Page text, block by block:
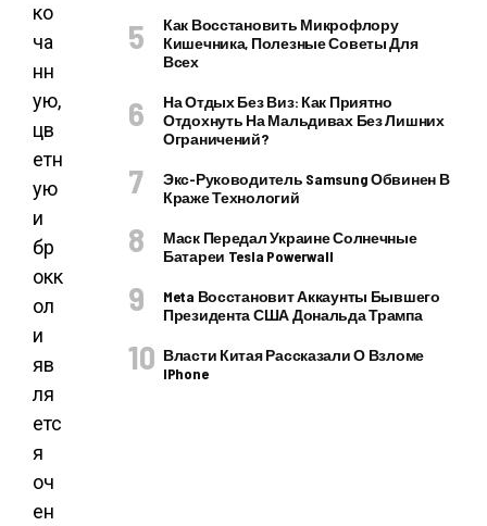
ко
ча
нн
ую,
цв
етн
ую
и
бр
окк
ол
и
яв
ля
етс
я
оч
ен
Как Восстановить Микрофлору
Кишечника, Полезные Советы Для
Всех
На Отдых Без Виз: Как Приятно
Отдохнуть На Мальдивах Без Лишних
Ограничений?
Экс-Руководитель Samsung Обвинен В
Краже Технологий
Маск Передал Украине Солнечные
Батареи Tesla Powerwall
Meta Восстановит Аккаунты Бывшего
Президента США Дональда Трампа
Власти Китая Рассказали О Взломе
IPhone